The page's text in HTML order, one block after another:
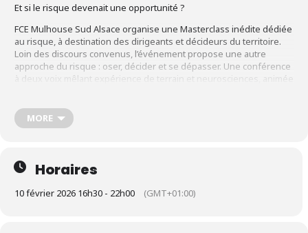
Et si le risque devenait une opportunité ?
FCE Mulhouse Sud Alsace organise une Masterclass inédite dédiée
au risque, à destination des dirigeants et décideurs du territoire.
Loin des discours convenus, l’événement propose une autre
approche du risque : oser, décider et se dépasser. Une conférence
à deux voix mêlant expérience de terrain et neurosciences, animée
stratégie et des risques financiers, juridiques et fiscaux.
Inscription sur
Lerchenberg Mulhouse, 11 Rue du Cercle Mulhouse.
MORE
Horaires
10 février 2026 16h30 - 22h00 (GMT+01:00)